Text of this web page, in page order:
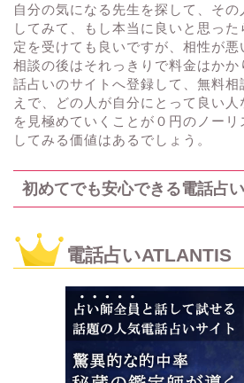
自分の気になる先生を探して、そ
してみて、もし本当に良いと思っ
定を受けても良いですが、相性が
相談の後はそれっきりで料金はか
話占いのサイトへ登録して、無料相
えで、どの人が自分にとって良い
を見極めていくことが０円のノー
してみる価値はあるでしょう。
初めてでも安心できる電話占
電話占いATLANTIS